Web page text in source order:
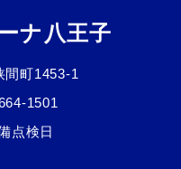
ナ八王子
間町1453-1
1501
点検日